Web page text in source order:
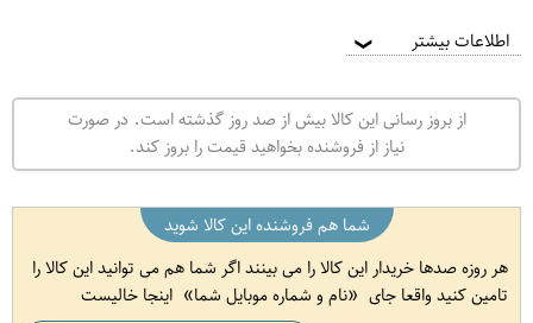
اطلاعات بیشتر ❯
از بروز رسانی این کالا بیش از صد روز گذشته است. در صورت
نیاز از فروشنده بخواهید قیمت را بروز کند.
شما هم فروشنده این کالا شوید
هر روزه صدها خریدار این کالا را می بینند اگر شما هم می توانید این کالا را
تامین کنید واقعا جای
نام و شماره موبایل شما اینجا خالیست